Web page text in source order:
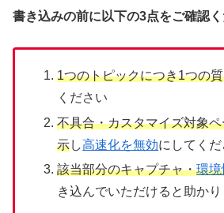
書き込みの前に以下の3点をご確認く
1つのトピックにつき1つの
ください
不具合・カスタマイズ対象
示し高速化を無効にしてくだ
該当部分のキャプチャ・環
き込んでいただけると助かり